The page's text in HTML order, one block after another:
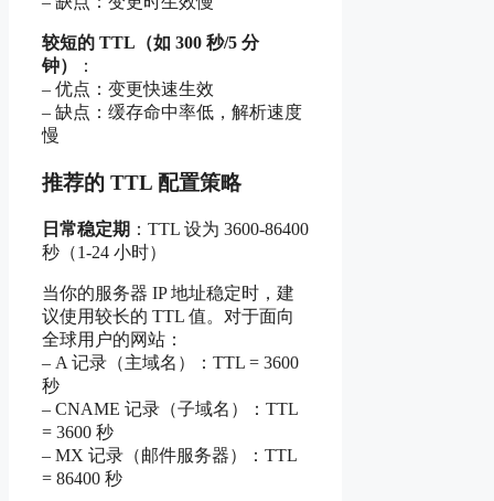
较短的 TTL（如 300 秒/5 分
钟）
：
– 优点：变更快速生效
– 缺点：缓存命中率低，解析速度
慢
推荐的 TTL 配置策略
日常稳定期 ：TTL 设为 3600-86400
秒（1-24 小时）
当你的服务器 IP 地址稳定时，建
议使用较长的 TTL 值。对于面向
全球用户的网站：
– A 记录（主域名）：TTL = 3600
秒
– CNAME 记录（子域名）：TTL
= 3600 秒
– MX 记录（邮件服务器）：TTL
= 86400 秒